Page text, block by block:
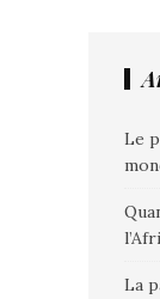
Le
La